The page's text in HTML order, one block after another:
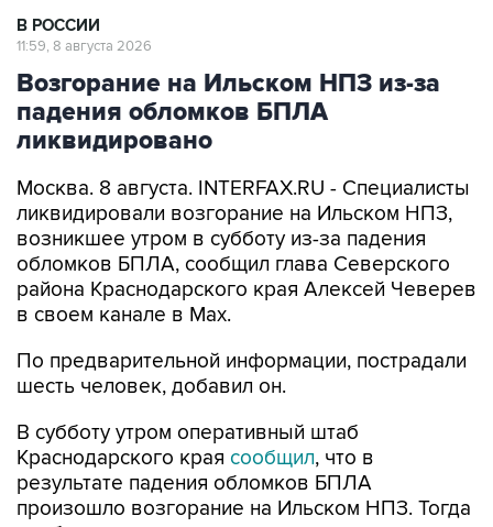
В РОССИИ
11:59, 8 августа 2026
Возгорание на Ильском НПЗ из-за
падения обломков БПЛА
ликвидировано
Москва. 8 августа. INTERFAX.RU - Специалисты
ликвидировали возгорание на Ильском НПЗ,
возникшее утром в субботу из-за падения
обломков БПЛА, сообщил глава Северского
района Краснодарского края Алексей Чеверев
в своем канале в Max.
По предварительной информации, пострадали
шесть человек, добавил он.
В субботу утром оперативный штаб
Краснодарского края сообщил, что в
результате падения обломков БПЛА
произошло возгорание на Ильском НПЗ. Тогда